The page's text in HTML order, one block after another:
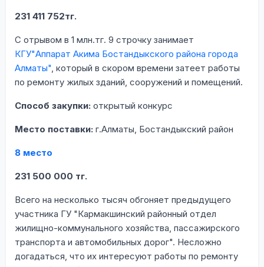
231 411 752тг.
С отрывом в 1 млн.тг. 9 строчку занимает
КГУ"Аппарат Акима Бостандыкского района города
Алматы", который в скором времени затеет работы
по ремонту жилых зданий, сооружений и помещений.
Способ закупки: открытый конкурс
Место поставки: г.Алматы, Бостандыкский район
8 место
231 500 000 тг.
Всего на несколько тысяч обгоняет предыдущего
участника ГУ "Кармакшинский районный отдел
жилищно-коммунального хозяйства, пассажирского
транспорта и автомобильных дорог". Несложно
догадаться, что их интересуют работы по ремонту